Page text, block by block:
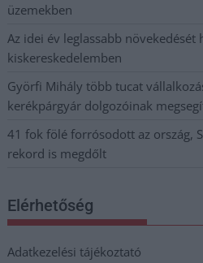
üzemekben
Az idei év leglassabb növekedését
kiskereskedelemben
Györfi Mihály több tucat
kerékpárgyár dolgozóinak
41 fok fölé forrósodott az ország,
rekord is megdőlt
Elérhetőség
Adatkezelési tájékoztató